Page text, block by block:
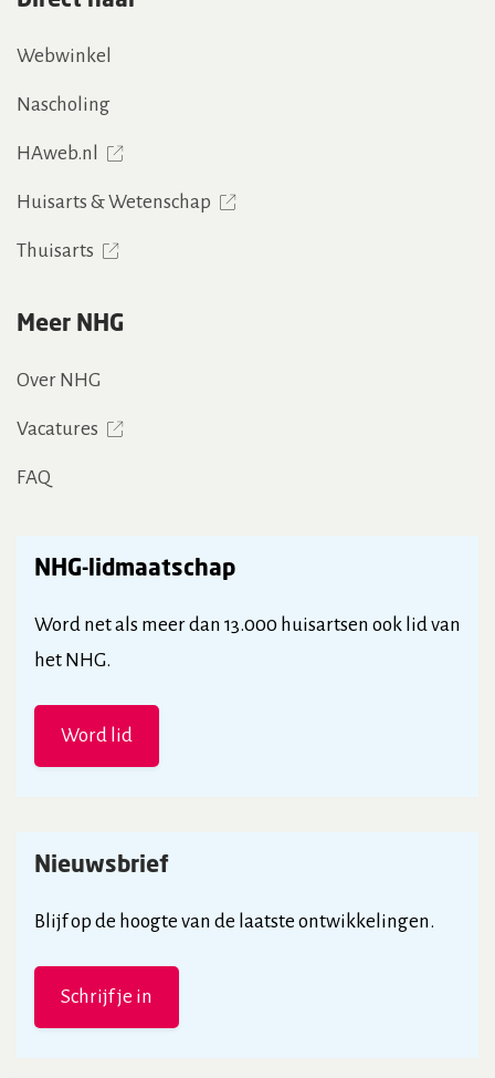
Webwinkel
Nascholing
HAweb.nl
Huisarts & Wetenschap
Thuisarts
Meer NHG
Over NHG
Vacatures
FAQ
NHG-lidmaatschap
Word net als meer dan 13.000 huisartsen ook lid van
het NHG.
Word lid
Nieuwsbrief
Blijf op de hoogte van de laatste ontwikkelingen.
Schrijf je in